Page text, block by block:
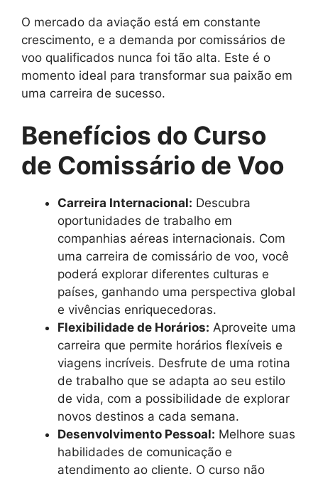
O mercado da aviação está em constante
crescimento, e a demanda por comissários de
voo qualificados nunca foi tão alta. Este é o
momento ideal para transformar sua paixão em
uma carreira de sucesso.
Benefícios do Curso
de Comissário de Voo
Carreira Internacional: Descubra
oportunidades de trabalho em
companhias aéreas internacionais. Com
uma carreira de comissário de voo, você
poderá explorar diferentes culturas e
países, ganhando uma perspectiva global
e vivências enriquecedoras.
Flexibilidade de Horários: Aproveite uma
carreira que permite horários flexíveis e
viagens incríveis. Desfrute de uma rotina
de trabalho que se adapta ao seu estilo
de vida, com a possibilidade de explorar
novos destinos a cada semana.
Desenvolvimento Pessoal: Melhore suas
habilidades de comunicação e
atendimento ao cliente. O curso não